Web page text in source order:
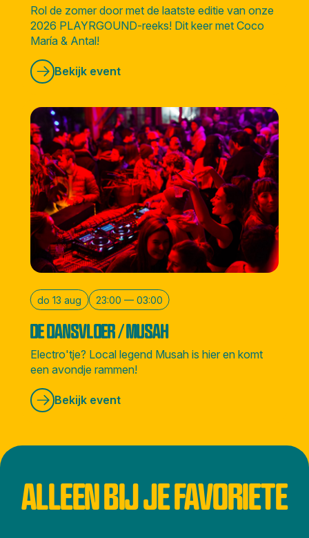
Rol de zomer door met de laatste editie van onze
2026 PLAYRGOUND-reeks! Dit keer met Coco
María & Antal!
Bekijk event
do 13 aug 23:00 — 03:00
DE DANSVLOER / MUSAH
Electro'tje? Local legend Musah is hier en komt
een avondje rammen!
Bekijk event
ALLEEN BIJ JE FAVORIETE